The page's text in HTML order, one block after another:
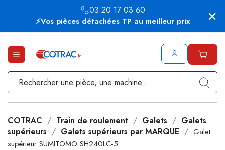
⚡Vos pièces détachées TP au meilleur prix
03 20 17 03 60
COTRAC Train de roulement Galets
Galets
supérieurs
Galets supérieurs par MARQUE
Galet
supérieur SUMITOMO SH240LC-5